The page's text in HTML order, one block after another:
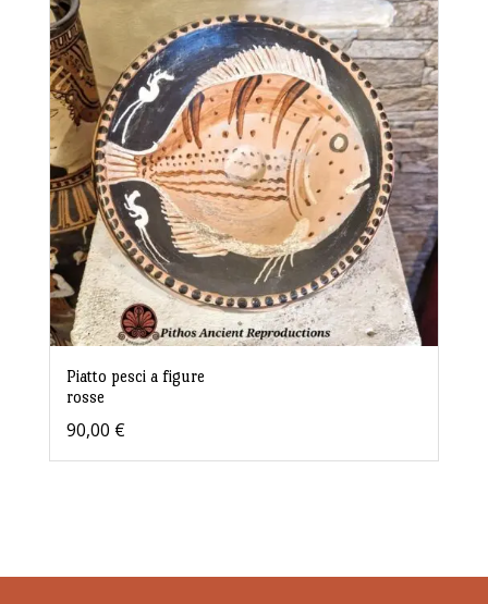
Piatto pesci a figure
rosse
90,00 €